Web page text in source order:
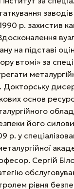
1990 р. захистив
на підставі
втомі» за
Докторську
основ
його
р. у
Сергій
рівня